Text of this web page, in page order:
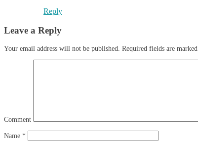
Reply
Leave a Reply
Your email address will not be published. Required fields are marked
Comment
Name *